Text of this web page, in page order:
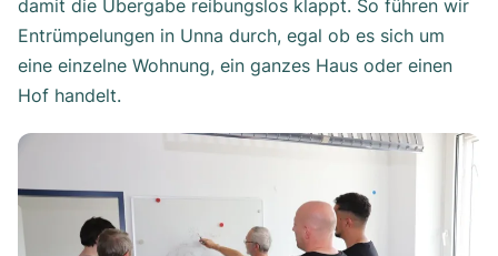
damit die Übergabe reibungslos klappt. So führen wir
Entrümpelungen in Unna durch, egal ob es sich um
eine einzelne Wohnung, ein ganzes Haus oder einen
Hof handelt.